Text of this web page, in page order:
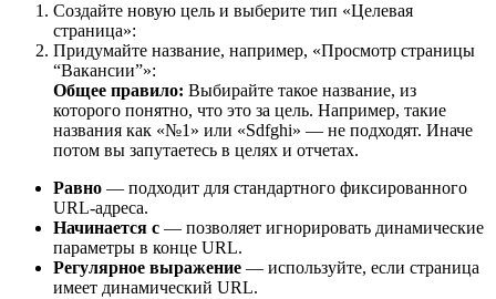
Создайте новую цель и выберите тип «Целевая
страница»:
Придумайте название, например, «Просмотр страницы
“Вакансии”»:
Общее правило: Выбирайте такое название, из
которого понятно, что это за цель. Например, такие
названия как «№1» или «Sdfghi» — не подходят. Иначе
потом вы запутаетесь в целях и отчетах.
Равно — подходит для стандартного фиксированного
URL-адреса.
Начинается с — позволяет игнорировать динамические
параметры в конце URL.
Регулярное выражение — используйте, если страница
имеет динамический URL.